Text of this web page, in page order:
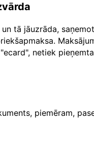
tā jāuzrāda,
netiek
piemēram,